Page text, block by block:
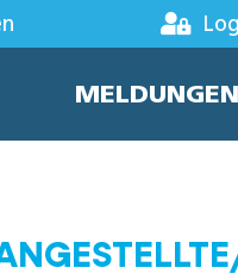
MELDUNGEN